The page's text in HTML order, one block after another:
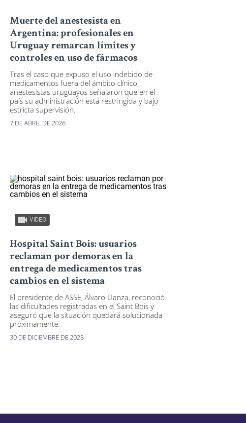
Muerte del anestesista en
Argentina: profesionales en
Uruguay remarcan límites y
controles en uso de fármacos
Tras el caso que expuso el uso indebido de
medicamentos fuera del ámbito clínico,
anestesistas uruguayos señalaron que en el
país su administración está restringida y bajo
estricta supervisión.
7 DE ABRIL DE 2026
VIDEO
Hospital Saint Bois: usuarios
reclaman por demoras en la
entrega de medicamentos tras
cambios en el sistema
El presidente de ASSE, Álvaro Danza, reconoció
las dificultades registradas en el Saint Bois y
aseguró que la situación quedará solucionada
próximamente.
30 DE DICIEMBRE DE 2025